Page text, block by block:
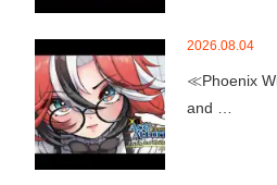
2026.08.04
≪Phoenix
and …